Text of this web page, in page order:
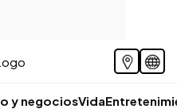
y negociosVida